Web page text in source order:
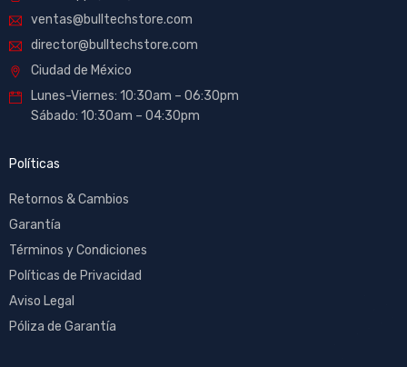
ventas@bulltechstore.com
director@bulltechstore.com
Ciudad de México
Lunes-Viernes: 10:30am – 06:30pm
Sábado: 10:30am – 04:30pm
Políticas
Retornos & Cambios
Garantía
Términos y Condiciones
Políticas de Privacidad
Aviso Legal
Póliza de Garantía